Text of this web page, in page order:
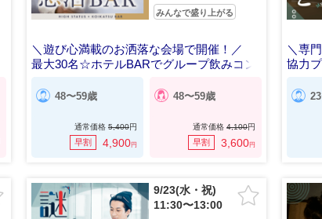
みんなで盛り上がる
＼遊び心満載のお洒落な会場で開催！／
最大30名☆ホテルBARでグループ飲みコン
48〜59歳
通常価格 5,400円
早割 4,900円
48〜59歳
通常価格4,100円
早割 3,600円
＼専
協力
9/23(水・祝)
11:30〜13:00